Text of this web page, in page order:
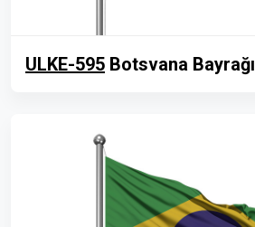
ULKE-595 Botsvana Bayrağı